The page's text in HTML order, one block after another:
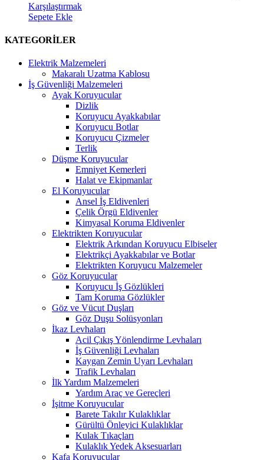
Karşılaştırmak
Sepete Ekle
KATEGORİLER
Elektrik Malzemeleri
Makaralı Uzatma Kablosu
İş Güvenliği Malzemeleri
Ayak Koruyucular
Dizlik
Koruyucu Ayakkabılar
Koruyucu Botlar
Koruyucu Çizmeler
Terlik
Düşme Koruyucular
Emniyet Kemerleri
Halat ve Ekipmanlar
El Koruyucular
Ansel İş Eldivenleri
Çelik Örgü Eldivenler
Kimyasal Koruma Eldivenler
Elektrikten Koruyucular
Elektrik Arkından Koruyucu Elbiseler
Elektrikçi Ayakkabılar ve Botlar
Elektrikten Koruyucu Malzemeler
Göz Koruyucular
Koruyucu İş Gözlükleri
Tam Koruma Gözlükler
Göz ve Vücut Duşları
Göz Duşu Solüsyonları
İkaz Levhaları
Acil Çıkış Yönlendirme Levhaları
İş Güvenliği Levhaları
Kaygan Zemin Uyarı Levhaları
Trafik Levhaları
İlk Yardım Malzemeleri
Yardım Araç ve Gereçleri
İşitme Koruyucular
Barete Takılır Kulaklıklar
Gürültü Önleyici Kulaklıklar
Kulak Tıkaçları
Kulaklık Yedek Aksesuarları
Kafa Koruyucular